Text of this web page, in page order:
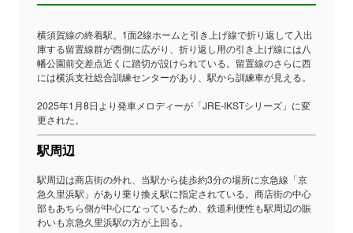
横須賀線の終着駅。1面2線ホームと引き上げ線で折り返して入出
庫する留置線群が西側に広がり、折り返し用の引き上げ線には八
幡公園前交差点近くに踏切が設けられている。留置線のさらに西
には横浜支社総合訓練センターがあり、駅から訓練車が見える。
2025年1月8日より発車メロディーが「JRE-IKSTシリーズ」に変
更された。
駅周辺
駅周辺は商店街の外れ、当駅から徒歩約3分の場所に京急線「京
急久里浜駅」があり乗り換え駅に指定されている。商店街の中心
部もあちら側が中心になっているため、鉄道利便性も駅周辺の賑
わいも京急久里浜駅の方が上回る。